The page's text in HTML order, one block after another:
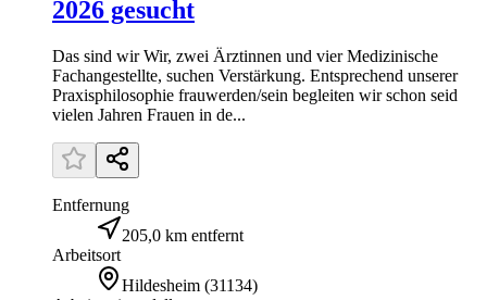
2026 gesucht
Das sind wir Wir, zwei Ärztinnen und vier Medizinische
Fachangestellte, suchen Verstärkung. Entsprechend unserer
Praxisphilosophie frauwerden/sein begleiten wir schon seid
vielen Jahren Frauen in de...
Entfernung
205,0 km entfernt
Arbeitsort
Hildesheim (31134)